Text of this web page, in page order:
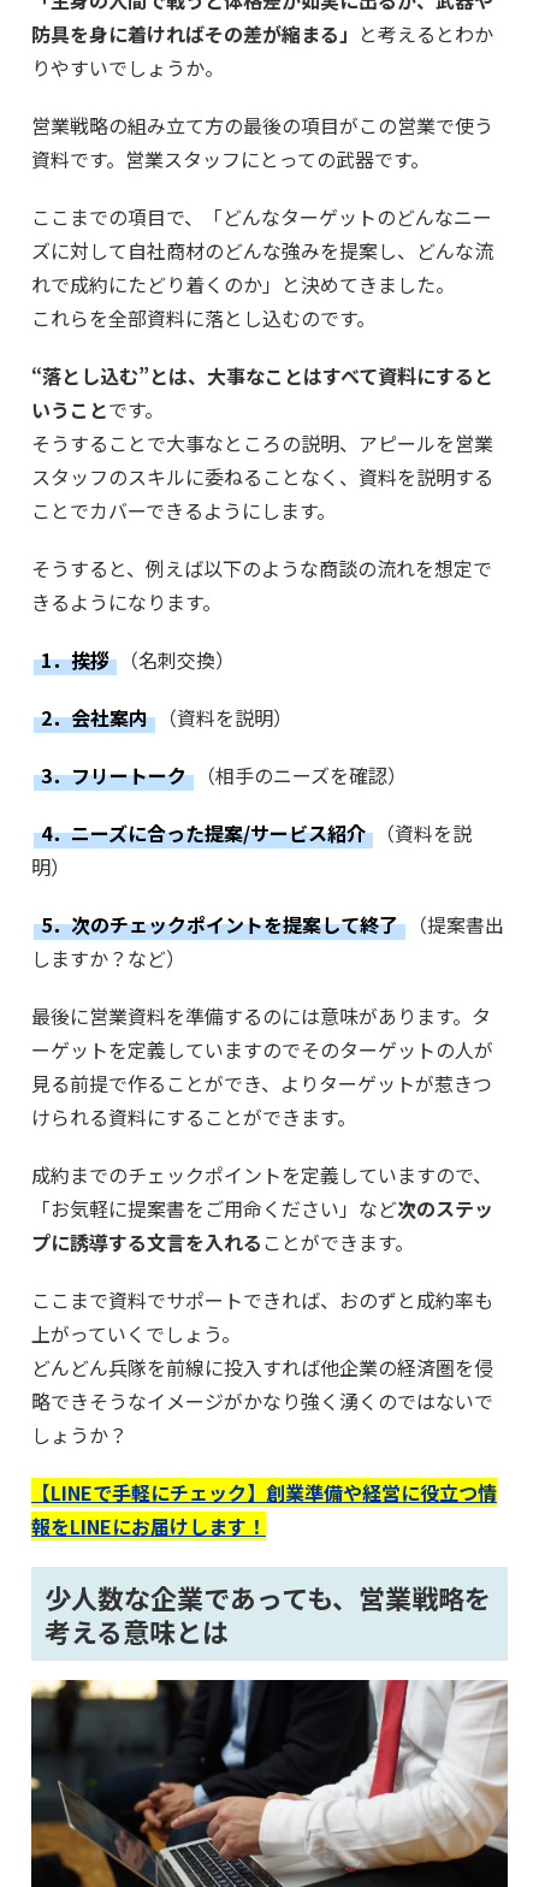
防具を身に着ければその差が縮まる」 と考えるとわか
りやすいでしょうか。
営業戦略の組み立て方の最後の項目がこの営業で使う
資料です。営業スタッフにとっての武器です。
ここまでの項目で、「どんなターゲットのどんなニー
ズに対して自社商材のどんな強みを提案し、どんな流
れで成約にたどり着くのか」と決めてきました。
これらを全部資料に落とし込むのです。
“落とし込む”とは、大事なことはすべて資料にすると
いうことです。
そうすることで大事なところの説明、アピールを営業
スタッフのスキルに委ねることなく、資料を説明する
ことでカバーできるようにします。
そうすると、例えば以下のような商談の流れを想定で
きるようになります。
1．挨拶
（名刺交換）
2．会社案内
（資料を説明）
3．フリートーク
（相手のニーズを確認）
4．ニーズに合った提案/サービス紹介
（資料を説
明）
5．次のチェックポイントを提案して終了
（提案書出
しますか？など）
最後に営業資料を準備するのには意味があります。タ
ーゲットを定義していますのでそのターゲットの人が
見る前提で作ることができ、よりターゲットが惹きつ
けられる資料にすることができます。
成約までのチェックポイントを定義していますので、
「お気軽に提案書をご用命ください」など次のステッ
プに誘導する文言を入れる ことができます。
ここまで資料でサポートできれば、おのずと成約率も
上がっていくでしょう。
どんどん兵隊を前線に投入すれば他企業の経済圏を侵
略できそうなイメージがかなり強く湧くのではないで
しょうか？
【LINEで手軽にチェック】創業準備や経営に役立つ情
報をLINEにお届けします！
少人数な企業であっても、営業戦略を
考える意味とは